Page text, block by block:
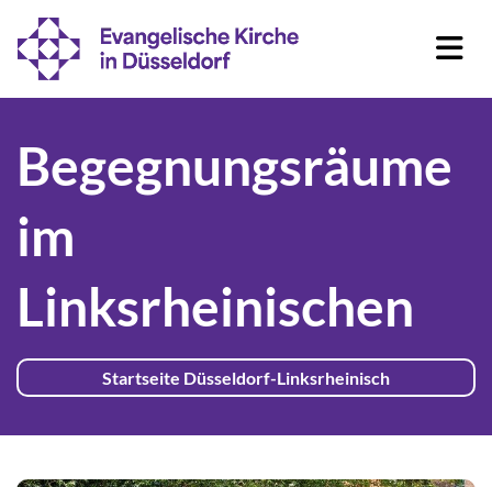
Begegnungsräume
im
Linksrheinischen
Startseite Düsseldorf-Linksrheinisch